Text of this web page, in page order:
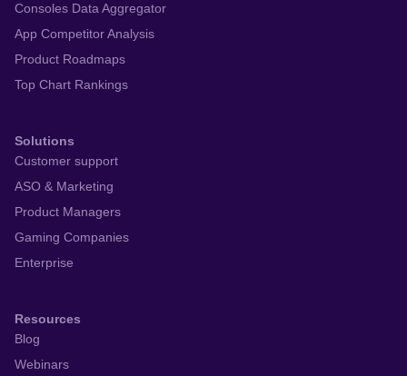
シップに参加し、自分の長所/短所を把握したい ・企業から
スカウトされるのを待つだけでなく、自発的にインターン
シップなどに申し込みたい ・Zoomのように、オンライン
面談でOB/OGの顔を見ながらトークできる就活アプリを使
OB/OG訪問する際に失礼がないように、就活ルールや一般
常識を学んでおきたい ・総合商社に勤めている理系のオー
ビーオージーとトークできる就活マッチングアプリが欲し
い ・理系就活を行う就活生にマッチした夏インターンシッ
プ先を探している ・大学の先輩にOB/OG訪問を依頼できる
就活生向けの就職アプリが欲しい ・学歴別で掲載されてい
めに内々定をもらいたい ・春インターンシップから冬イン
ターンシップの時期まで、一年中活用できる就活アプリを
探している ・就活ルールが廃止された後も通用する、賢い
Consoles Data Aggregator
App Competitor Analysis
Product Roadmaps
Top Chart Rankings
Solutions
Customer support
ASO & Marketing
Product Managers
Gaming Companies
Enterprise
Resources
Blog
Webinars